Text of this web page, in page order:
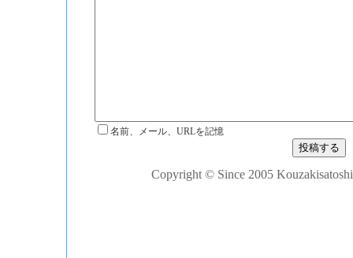
名前、メール、URLを記憶
Copyright © Since 2005